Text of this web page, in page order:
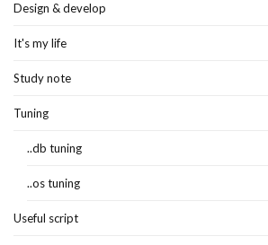
Design & develop
It's my life
Study note
Tuning
..db tuning
..os tuning
Useful script